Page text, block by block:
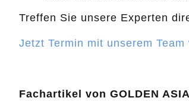
Treffen Sie unsere Experten
Jetzt Termin mit unserem Team
Fachartikel von GOLDEN ASIA